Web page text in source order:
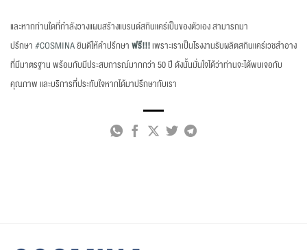
และหากท่านใดที่กำลังวางแผนสร้างแบรนด์สกินแคร์เป็นของตัวเอง สามารถมา
ปรึกษา#COSMINAยินดีให้คำปรึกษาฟรี!!!เพราะเราเป็นโรงงานรับผลิตสกินแคร์เวชสำอาง
ที่มีมาตรฐาน พร้อมกับมีประสบการณ์มากกว่า 50 ปี ดังนั้นมั่นใจได้ว่าท่านจะได้พบเจอกับ
คุณภาพ และบริการที่ประทับใจหากได้มาปรึกษากับเรา